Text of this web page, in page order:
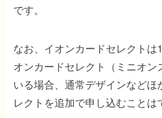
です。
なお、イオンカードセレクトは
オンカードセレクト（ミニオン
いる場合、通常デザインなどほ
レクトを追加で申し込むことは